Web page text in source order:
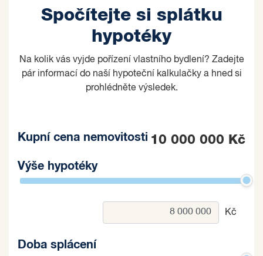
Spočítejte si splátku
hypotéky
Na kolik vás vyjde pořízení vlastního bydlení? Zadejte
pár informací do naší hypoteční kalkulačky a hned si
prohlédněte výsledek.
Kupní cena nemovitosti 10 000 000 Kč
Výše hypotéky
Kč
Doba splácení